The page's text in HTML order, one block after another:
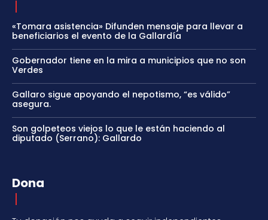
«Tomara asistencia» Difunden mensaje para llevar a
beneficiarios el evento de la Gallardía
Gobernador tiene en la mira a municipios que no son
Verdes
Gallaro sigue apoyando el nepotismo, “es válido”
asegura.
Son golpeteos viejos lo que le están haciendo al
diputado (Serrano): Gallardo
Dona